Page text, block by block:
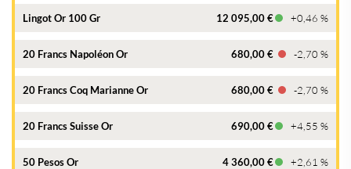
Lingot Or 100 Gr 12 095,00 € +0,46 %
20 Francs Napoléon Or 680,00 € -2,70 %
20 Francs Coq Marianne Or 680,00 € -2,70 %
20 Francs Suisse Or 690,00 € +4,55 %
50 Pesos Or 4 360,00 € +2,61 %